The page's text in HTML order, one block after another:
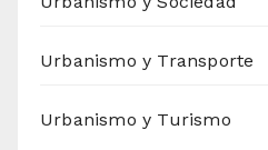
Urbanismo y Transporte
Urbanismo y Turismo